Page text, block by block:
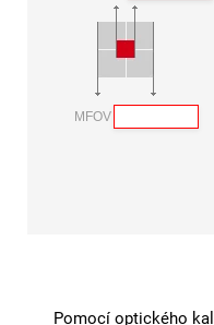
Pomocí optického